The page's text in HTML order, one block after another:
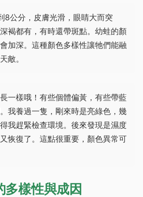
8公分，皮膚光滑，眼睛大而突
褐都有，有時還帶斑點。幼蛙的顏
加深。這種顏色多樣性讓牠們能融
敵。
一樣哦！有些個體偏黃，有些帶藍
我養過一隻，剛來時是亮綠色，幾
我趕緊檢查環境。後來發現是濕度
恢復了。這點很重要，顏色異常可
多樣性與成因